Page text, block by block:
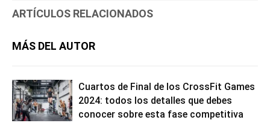
ARTÍCULOS RELACIONADOS
MÁS DEL AUTOR
Cuartos de Final de los CrossFit Games
2024: todos los detalles que debes
conocer sobre esta fase competitiva